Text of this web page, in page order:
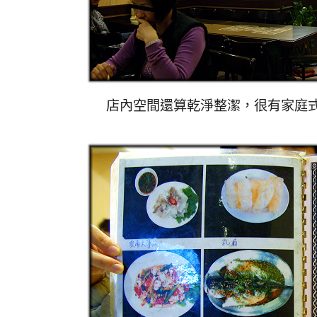
店內空間還算乾淨整潔，很有家庭